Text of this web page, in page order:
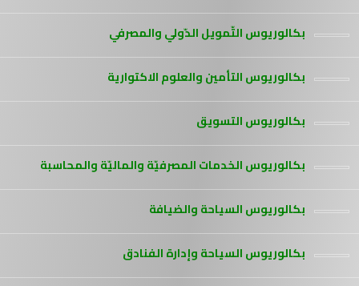
بكالوريوس التّمويل الدّولي والمصرفي
بكالوريوس التأمين والعلوم الاكتوارية
بكالوريوس التسويق
بكالوريوس الخدمات المصرفيّة والماليّة والمحاسبة
بكالوريوس السياحة والضيافة
بكالوريوس السياحة وإدارة الفنادق